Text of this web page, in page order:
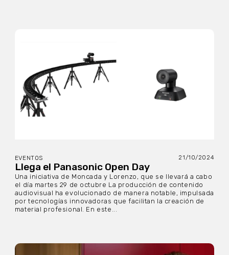
EVENTOS 21/10/2024
Llega el Panasonic Open Day
Una iniciativa de Moncada y Lorenzo, que se llevará a cabo
el día martes 29 de octubre La producción de contenido
audiovisual ha evolucionado de manera notable, impulsada
por tecnologías innovadoras que facilitan la creación de
material profesional. En este...